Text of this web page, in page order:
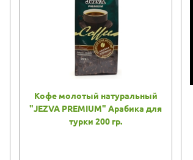
Кофе молотый натуральный
"JEZVA PREMIUM" Арабика для
турки 200 гр.